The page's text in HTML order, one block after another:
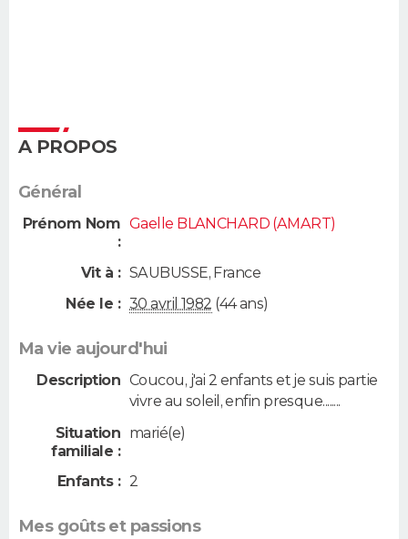
A PROPOS
Général
Prénom Nom
:
Gaelle BLANCHARD (AMART)
Vit à : SAUBUSSE, France
Née le : 30 avril 1982 (44 ans)
Ma vie aujourd'hui
Description Coucou, j'ai 2 enfants et je suis partie
vivre au soleil, enfin presque........
Situation
familiale :
marié(e)
Enfants : 2
Mes goûts et passions